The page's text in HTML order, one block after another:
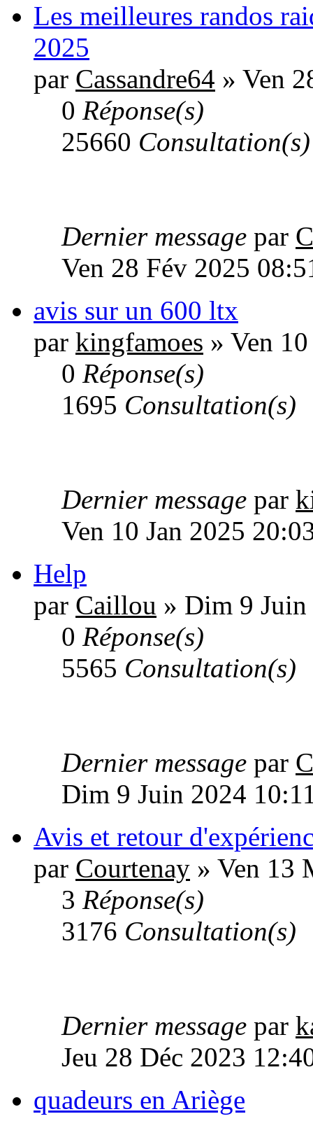
Les meilleures randos
2025
par Cassandre64 » Ven
0 Réponse(s)
25660 Consultation(s)
Dernier message par
Ven 28 Fév 2025
avis sur un 600 ltx
par kingfamoes » Ven
0 Réponse(s)
1695 Consultation(s)
Dernier message par
Ven 10 Jan 2025
Help
par Caillou » Dim 9
0 Réponse(s)
5565 Consultation(s)
Dernier message par
Dim 9 Juin 2024
Avis et retour
par Courtenay » Ven 13
3 Réponse(s)
3176 Consultation(s)
Dernier message par
Jeu 28 Déc 2023
quadeurs en Ariège